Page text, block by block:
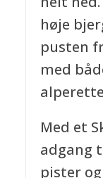
høje
pusten
med
Med et
adgang
pister